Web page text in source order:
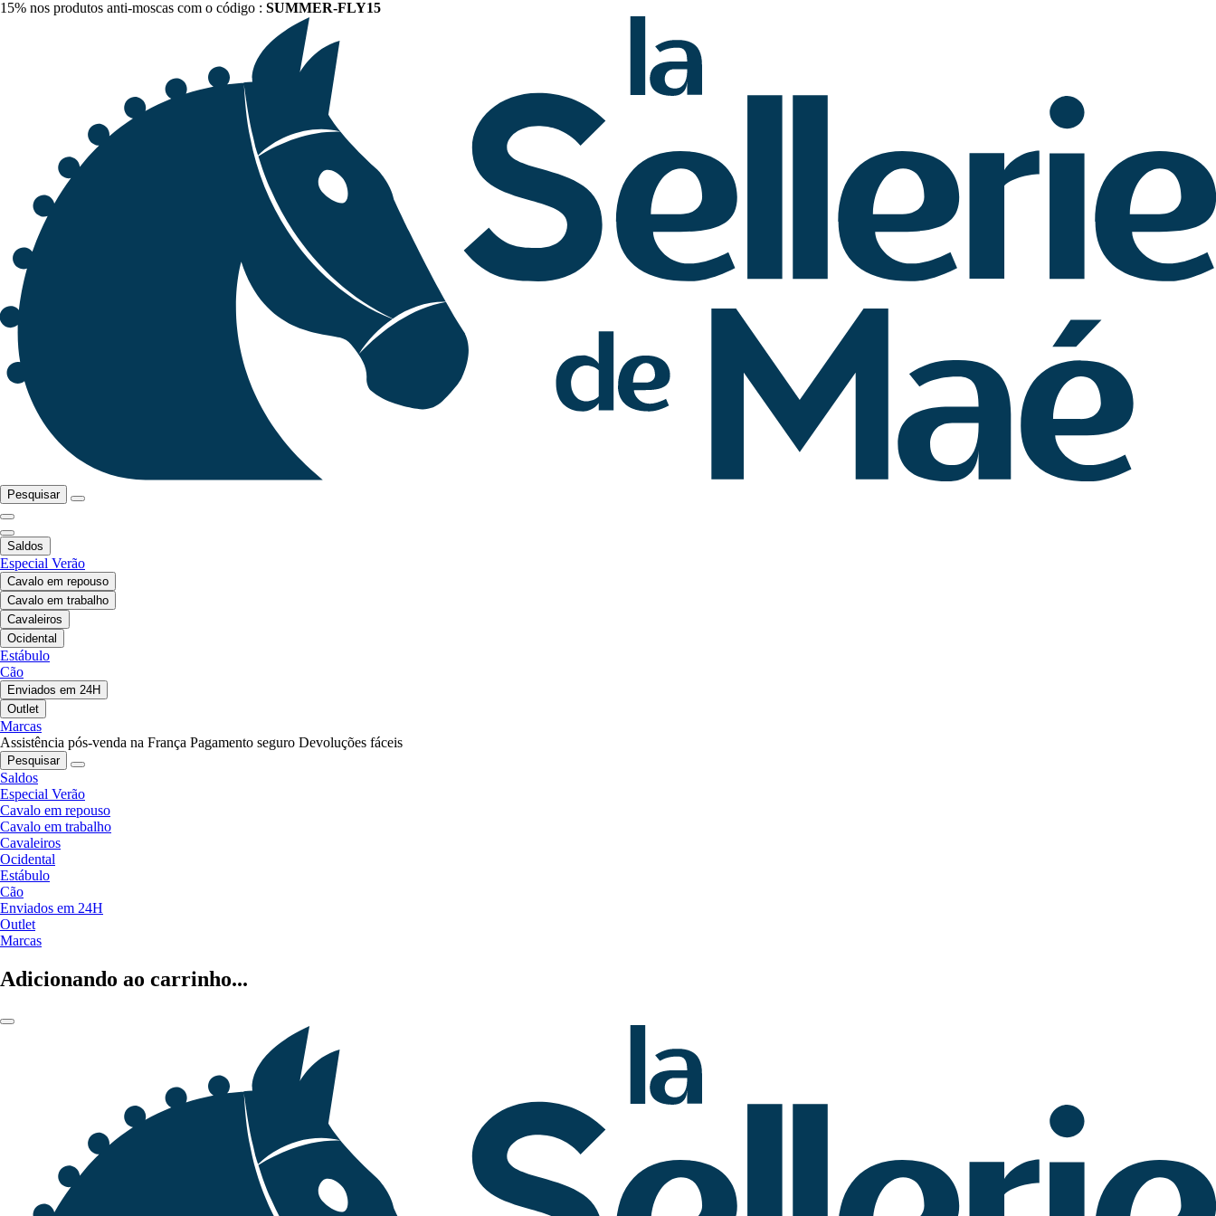
15% nos produtos anti-moscas com o código : SUMMER-FLY15
Pesquisar
Saldos
Especial Verão
Cavalo em repouso
Cavalo em trabalho
Cavaleiros
Ocidental
Estábulo
Cão
Enviados em 24H
Outlet
Marcas
Assistência pós-venda na França Pagamento seguro Devoluções fáceis
Pesquisar
Saldos
Especial Verão
Cavalo em repouso
Cavalo em trabalho
Cavaleiros
Ocidental
Estábulo
Cão
Enviados em 24H
Outlet
Marcas
Adicionando ao carrinho...